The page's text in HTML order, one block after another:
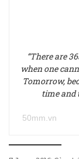
“There are
when one
Tomorrow,
time and
50mm.vn